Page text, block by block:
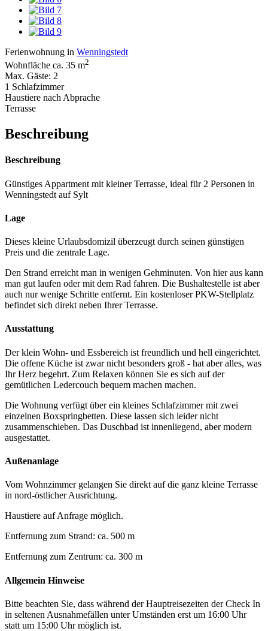
Ferienwohnung in Wenningstedt
Wohnfläche ca. 35 m2
Max. Gäste: 2
1 Schlafzimmer
Haustiere nach Abprache
Terrasse
Beschreibung
Beschreibung
Günstiges Appartment mit kleiner Terrasse, ideal für 2 Personen in
Wenningstedt auf Sylt
Lage
Dieses kleine Urlaubsdomizil überzeugt durch seinen günstigen
Preis und die zentrale Lage.
Den Strand erreicht man in wenigen Gehminuten. Von hier aus kann
man gut laufen oder mit dem Rad fahren. Die Bushaltestelle ist aber
auch nur wenige Schritte entfernt. Ein kostenloser PKW-Stellplatz
befindet sich direkt neben Ihrer Terrasse.
Ausstattung
Der klein Wohn- und Essbereich ist freundlich und hell eingerichtet.
Die offene Küche ist zwar nicht besonders groß - hat aber alles, was
Ihr Herz begehrt. Zum Relaxen können Sie es sich auf der
gemütlichen Ledercouch bequem machen machen.
Die Wohnung verfügt über ein kleines Schlafzimmer mit zwei
einzelnen Boxspringbetten. Diese lassen sich leider nicht
zusammenschieben. Das Duschbad ist innenliegend, aber modern
ausgestattet.
Außenanlage
Vom Wohnzimmer gelangen Sie direkt auf die ganz kleine Terrasse
in nord-östlicher Ausrichtung.
Haustiere auf Anfrage möglich.
Entfernung zum Strand: ca. 500 m
Entfernung zum Zentrum: ca. 300 m
Allgemein Hinweise
Bitte beachten Sie, dass während der Hauptreisezeiten der Check In
in seltenen Ausnahmefällen unter Umständen erst um 16:00 Uhr
statt um 15:00 Uhr möglich ist.